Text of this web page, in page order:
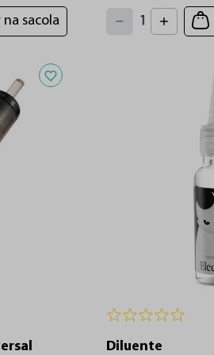
sacola 1
Adicionar aos favoritos
Diluente